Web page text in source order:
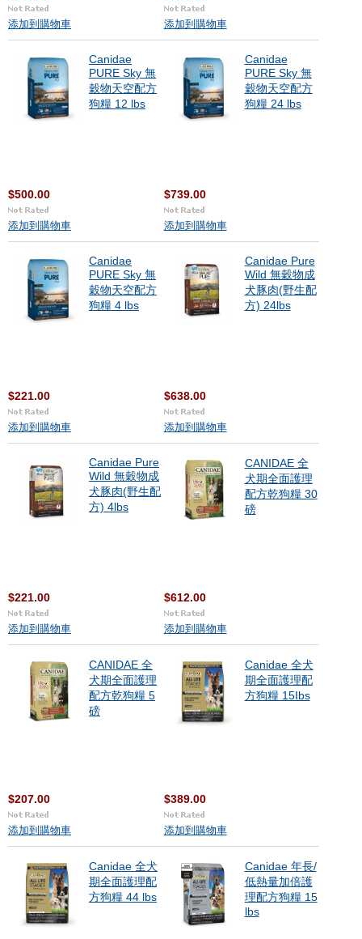
添加到購物車 添加到購物車
Canidae
PURE Sky 無
穀物天空配方
狗糧 12 lbs
$500.00
添加到購物車
Canidae
PURE Sky 無
穀物天空配方
狗糧 24 lbs
$739.00
添加到購物車
Canidae
PURE Sky 無
穀物天空配方
狗糧 4 lbs
$221.00
添加到購物車
Canidae Pure
Wild 無穀物成
犬豚肉(野生配
方) 24lbs
$638.00
添加到購物車
Canidae Pure
Wild 無穀物成
犬豚肉(野生配
方) 4lbs
$221.00
添加到購物車
CANIDAE 全
犬期全面護理
配方乾狗糧 30
磅
$612.00
添加到購物車
CANIDAE 全
犬期全面護理
配方乾狗糧 5
磅
$207.00
添加到購物車
Canidae 全犬
期全面護理配
方狗糧 15Ibs
$389.00
添加到購物車
Canidae 全犬
期全面護理配
方狗糧 44 lbs
Canidae 年長/
低熱量加倍護
理配方狗糧 15
lbs